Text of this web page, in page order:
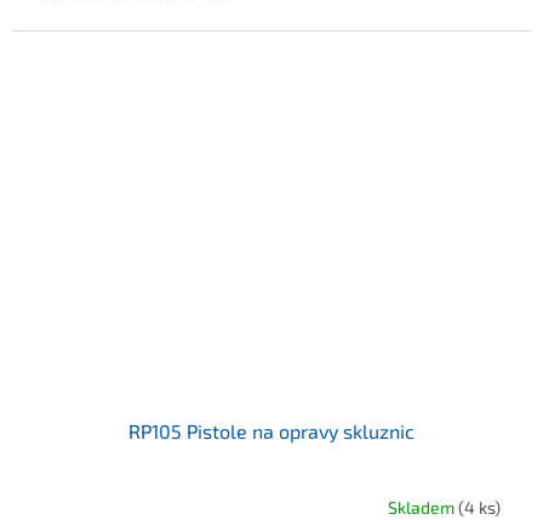
RP105 Pistole na opravy skluznic
Skladem(4 ks)